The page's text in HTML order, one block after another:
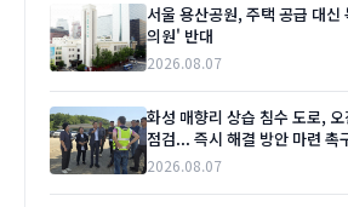
서울 용산공원, 주택 공급 대신
의원' 반대
2026.08.07
화성 매향리 상습 침수 도로,
점검... 즉시 해결 방안 마련 촉
2026.08.07